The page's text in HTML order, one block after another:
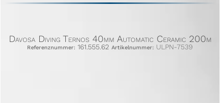
Davosa Diving Ternos 40mm Automatic Ceramic 200m
Referenznummer: 161.555.62 Artikelnummer: ULPN-7539